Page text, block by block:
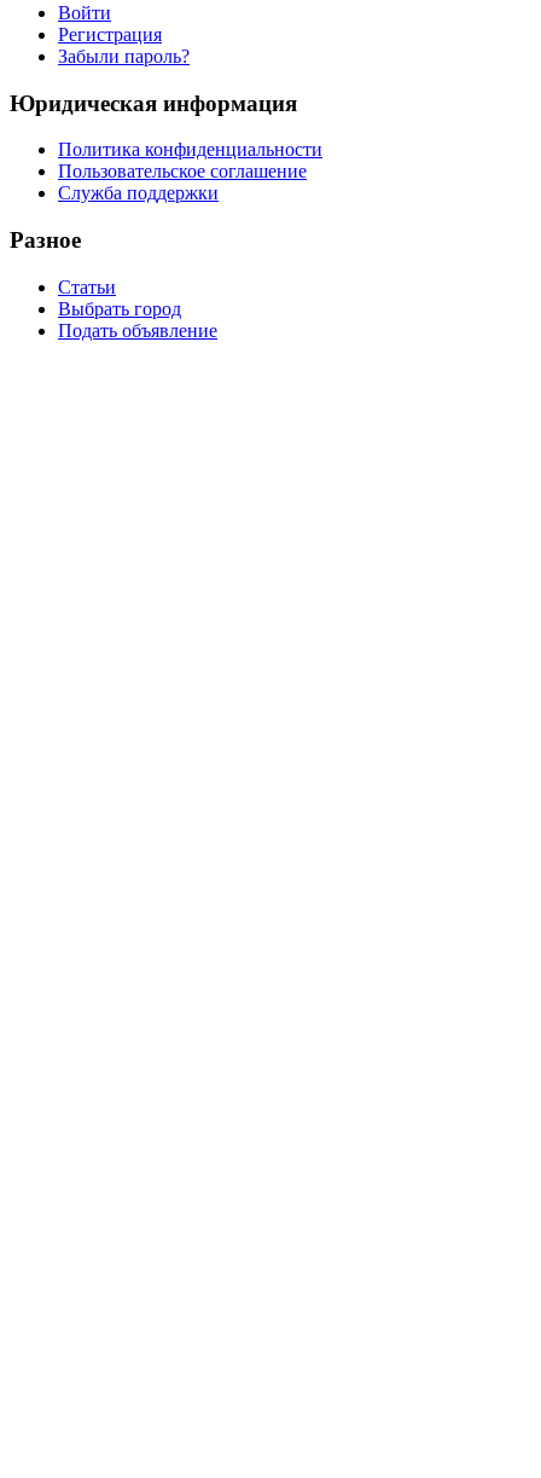
Войти
Регистрация
Забыли пароль?
Юридическая информация
Политика конфиденциальности
Пользовательское соглашение
Служба поддержки
Разное
Статьи
Выбрать город
Подать объявление